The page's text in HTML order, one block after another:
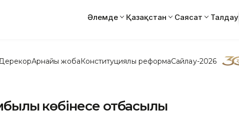
Әлемде Қазақстан Саясат Талдау
ДерекқорАрнайы жобаКонституциялық реформаСайлау-2026
көбінесе отбасылық